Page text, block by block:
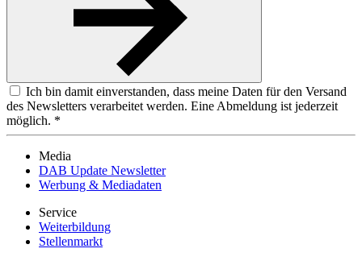
Ich bin damit einverstanden, dass meine Daten für den Versand
des Newsletters verarbeitet werden. Eine Abmeldung ist jederzeit
möglich. *
Media
DAB Update Newsletter
Werbung & Mediadaten
Service
Weiterbildung
Stellenmarkt